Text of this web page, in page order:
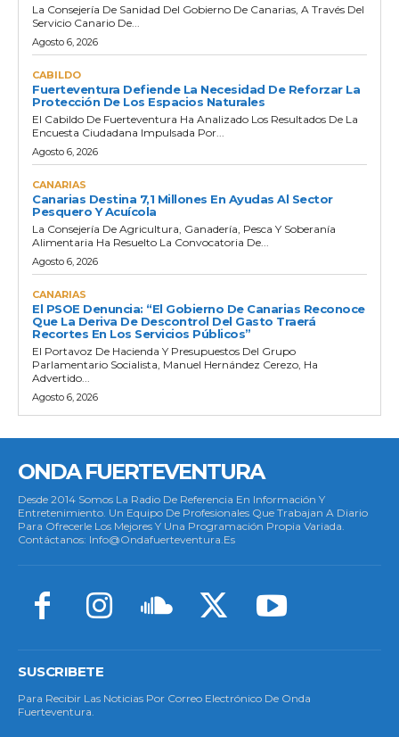
La Consejería De Sanidad Del Gobierno De Canarias, A Través Del
Servicio Canario De...
Agosto 6, 2026
CABILDO
Fuerteventura Defiende La Necesidad De Reforzar La
Protección De Los Espacios Naturales
El Cabildo De Fuerteventura Ha Analizado Los Resultados De La
Encuesta Ciudadana Impulsada Por...
Agosto 6, 2026
CANARIAS
Canarias Destina 7,1 Millones En Ayudas Al Sector
Pesquero Y Acuícola
La Consejería De Agricultura, Ganadería, Pesca Y Soberanía
Alimentaria Ha Resuelto La Convocatoria De...
Agosto 6, 2026
CANARIAS
El PSOE Denuncia: “El Gobierno De Canarias Reconoce
Que La Deriva De Descontrol Del Gasto Traerá
Recortes En Los Servicios Públicos”
El Portavoz De Hacienda Y Presupuestos Del Grupo
Parlamentario Socialista, Manuel Hernández Cerezo, Ha
Advertido...
Agosto 6, 2026
ONDA FUERTEVENTURA
Desde 2014 Somos La Radio De Referencia En Información Y
Entretenimiento. Un Equipo De Profesionales Que Trabajan A Diario
Para Ofrecerle Los Mejores Y Una Programación Propia Variada.
Contáctanos: Info@ondafuerteventura.es
SUSCRIBETE
Para Recibir Las Noticias Por Correo Electrónico De Onda
Fuerteventura.